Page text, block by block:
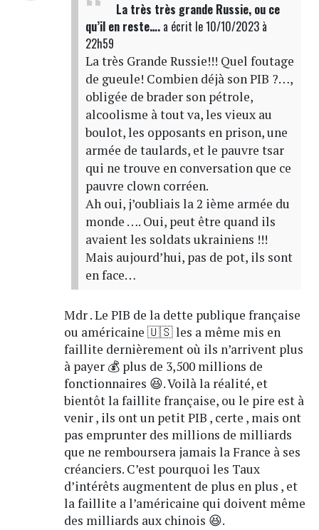
La très très grande Russie, ou ce
qu’il en reste….a écrit le 10/10/2023 à
22h59
La très Grande Russie!!! Quel foutage
de gueule! Combien déjà son PIB ?…,
obligée de brader son pétrole,
alcoolisme à tout va, les vieux au
boulot, les opposants en prison, une
armée de taulards, et le pauvre tsar
qui ne trouve en conversation que ce
pauvre clown corréen.
Ah oui, j’oubliais la 2 ième armée du
monde …. Oui, peut être quand ils
avaient les soldats ukrainiens !!!
Mais aujourd’hui, pas de pot, ils sont
en face…
Mdr . Le PIB de la dette publique française
ou américaine 🇺🇸 les a même mis en
faillite dernièrement où ils n’arrivent plus
à payer 💰 plus de 3,500 millions de
fonctionnaires 😆. Voilà la réalité, et
bientôt la faillite française, ou le pire est à
venir , ils ont un petit PIB , certe , mais ont
pas emprunter des millions de milliards
que ne remboursera jamais la France à ses
créanciers. C’est pourquoi les Taux
d’intérêts augmentent de plus en plus , et
la faillite a l’américaine qui doivent même
des milliards aux chinois 😆.